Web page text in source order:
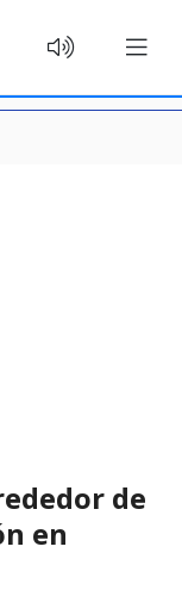
de
en